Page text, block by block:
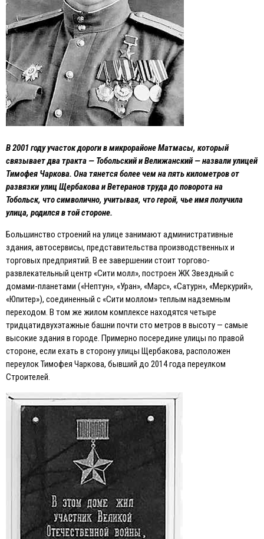
В 2001 году участок дороги в микрорайоне Матмасы, который
связывает два тракта — Тобольский и Велижанский — назвали улицей
Тимофея Чаркова. Она тянется более чем на пять километров от
развязки улиц Щербакова и Ветеранов труда до поворота на
Тобольск, что символично, учитывая, что герой, чье имя получила
улица, родился в той стороне.
Большинство строений на улице занимают административные
здания, автосервисы, представительства производственных и
торговых предприятий. В ее завершении стоит торгово-
развлекательный центр «Сити молл», построен ЖК Звездный с
домами-планетами («Нептун», «Уран», «Марс», «Сатурн», «Меркурий»,
«Юпитер»), соединенный с «Сити моллом» теплым надземным
переходом. В том же жилом комплексе находятся четыре
тридцатидвухэтажные башни почти сто метров в высоту — самые
высокие здания в городе. Примерно посередине улицы по правой
стороне, если ехать в сторону улицы Щербакова, расположен
переулок Тимофея Чаркова, бывший до 2014 года переулком
Строителей.